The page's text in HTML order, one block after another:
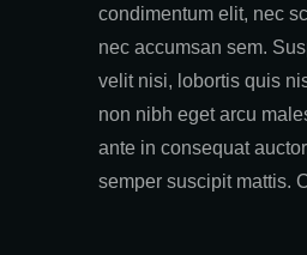
condimentum elit, nec
nec accumsan sem.
velit nisi, lobortis quis
non nibh eget arcu
ante in consequat
semper suscipit mattis.